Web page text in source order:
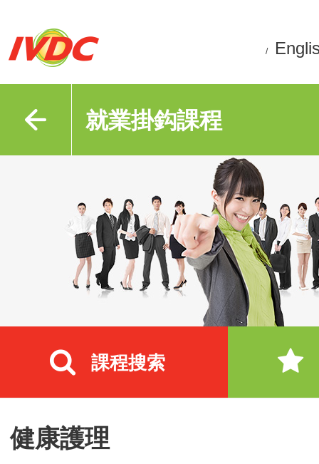
/
就業掛鈎課程
課程搜索
健康護理